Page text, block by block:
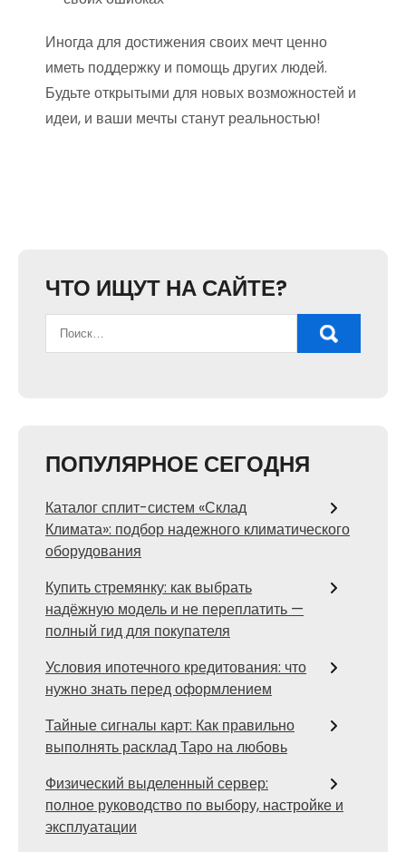
Иногда для достижения своих мечт ценно
иметь поддержку и помощь других людей.
Будьте открытыми для новых возможностей и
идеи, и ваши мечты станут реальностью!
ЧТО ИЩУТ НА САЙТЕ?
ПОПУЛЯРНОЕ СЕГОДНЯ
Каталог сплит-систем «Склад
Климата»: подбор надежного климатического
оборудования
Купить стремянку: как выбрать
надёжную модель и не переплатить —
полный гид для покупателя
Условия ипотечного кредитования: что
нужно знать перед оформлением
Тайные сигналы карт: Как правильно
выполнять расклад Таро на любовь
Физический выделенный сервер:
полное руководство по выбору, настройке и
эксплуатации